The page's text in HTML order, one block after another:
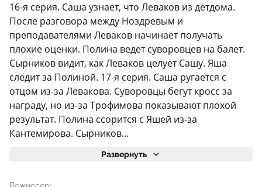
16-я серия. Саша узнает, что Леваков из детдома.
После разговора между Ноздревым и
преподавателями Леваков начинает получать
плохие оценки. Полина ведет суворовцев на балет.
Сырников видит, как Леваков целует Сашу. Яша
следит за Полиной. 17-я серия. Саша ругается с
отцом из-за Левакова. Суворовцы бегут кросс за
награду, но из-за Трофимова показывают плохой
результат. Полина ссорится с Яшей из-за
Кантемирова. Сырников...
Развернуть